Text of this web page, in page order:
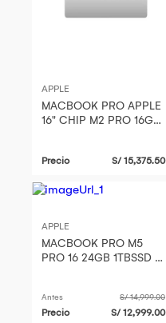
APPLE
MACBOOK PRO APPLE
16" CHIP M2 PRO 16GB
GRIS PN: MNW83E/A
Precio S/ 15,375.50
APPLE
MACBOOK PRO M5
PRO 16 24GB 1TBSSD -
Antes S/ 14,999.00
Precio S/ 12,999.00